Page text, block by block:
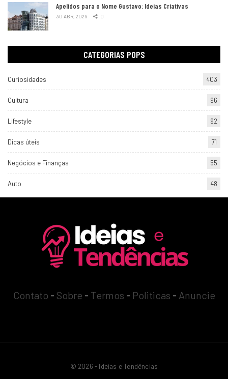
Apelidos para o Nome Gustavo: Ideias Criativas
30 ABR, 2026 0
CATEGORIAS POPS
Curiosidades 403
Cultura 96
Lifestyle 92
Dicas úteis 71
Negócios e Finanças 55
Auto 48
Contato - Sobre - Termos - Politicas - Anuncie
© 2026 - Ideias e Tendências